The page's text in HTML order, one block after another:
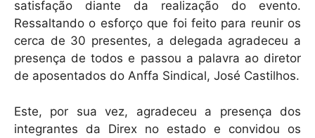
satisfação diante da realização do evento.
Ressaltando o esforço que foi feito para reunir os
cerca de 30 presentes, a delegada agradeceu a
presença de todos e passou a palavra ao diretor
de aposentados do Anffa Sindical, José Castilhos.
Este, por sua vez, agradeceu a presença dos
integrantes da Direx no estado e convidou os